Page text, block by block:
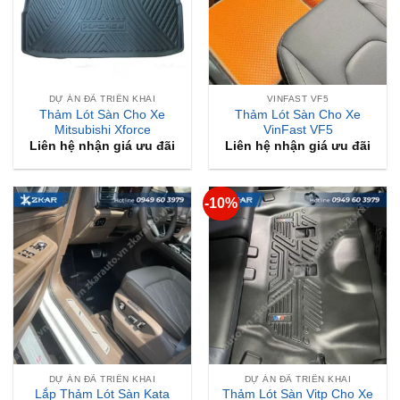
DỰ ÁN ĐÃ TRIỂN KHAI
Thảm Lót Sàn Cho Xe
Mitsubishi Xforce
Liên hệ nhận giá ưu đãi
VINFAST VF5
Thảm Lót Sàn Cho Xe
VinFast VF5
Liên hệ nhận giá ưu đãi
DỰ ÁN ĐÃ TRIỂN KHAI
Lắp Thảm Lót Sàn Kata
-10%
DỰ ÁN ĐÃ TRIỂN KHAI
Thảm Lót Sàn Vitp Cho Xe